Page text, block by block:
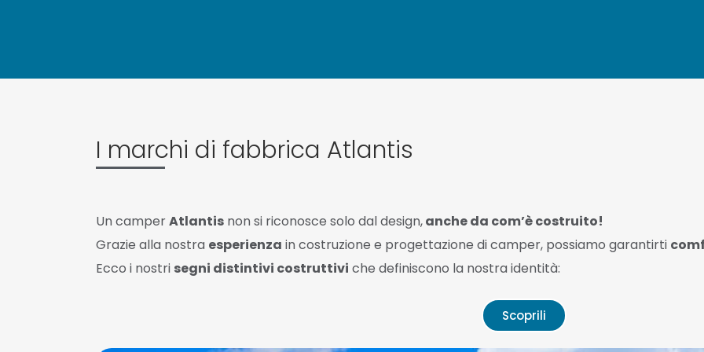
I marchi di fabbrica Atlantis
Un camperAtlantis non si riconosce solo dal design,anche da com’è costruito!
Grazie alla nostra esperienza in costruzione e progettazione di camper, possiamo garantirti
Ecco i nostri segni distintivi costruttivi che definiscono la nostra identità:
Scoprili